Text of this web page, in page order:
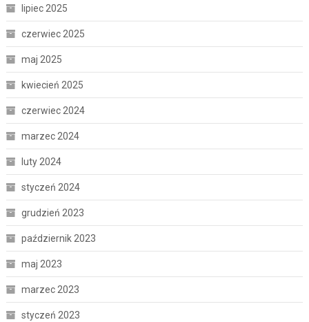
lipiec 2025
czerwiec 2025
maj 2025
kwiecień 2025
czerwiec 2024
marzec 2024
luty 2024
styczeń 2024
grudzień 2023
październik 2023
maj 2023
marzec 2023
styczeń 2023